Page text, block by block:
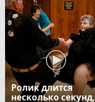
Ролик длится
несколько секунд,